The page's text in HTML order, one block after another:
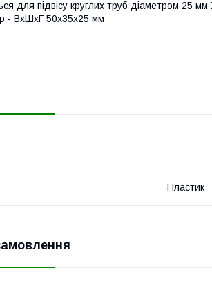
для підвісу круглих труб діаметром 25
- ВхШхГ 50х35х25 мм
Пластик